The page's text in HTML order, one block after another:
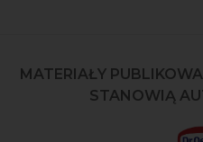
MATERIAŁY
STANOWIĄ